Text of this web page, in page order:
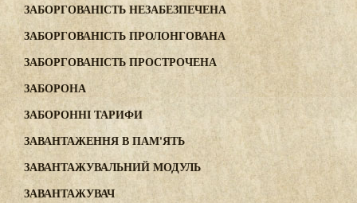
ЗАБОРГОВАНІСТЬ НЕЗАБЕЗПЕЧЕНА
ЗАБОРГОВАНІСТЬ ПРОЛОНГОВАНА
ЗАБОРГОВАНІСТЬ ПРОСТРОЧЕНА
ЗАБОРОНА
ЗАБОРОННІ ТАРИФИ
ЗАВАНТАЖЕННЯ В ПАМ'ЯТЬ
ЗАВАНТАЖУВАЛЬНИЙ МОДУЛЬ
ЗАВАНТАЖУВАЧ